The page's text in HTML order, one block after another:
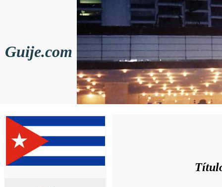
Guije.com